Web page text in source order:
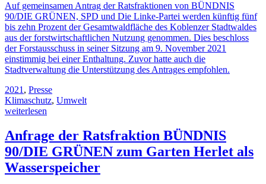
Auf gemeinsamen Antrag der Ratsfraktionen von BÜNDNIS
90/DIE GRÜNEN, SPD und Die Linke-Partei werden künftig fünf
bis zehn Prozent der Gesamtwaldfläche des Koblenzer Stadtwaldes
aus der forstwirtschaftlichen Nutzung genommen. Dies beschloss
der Forstausschuss in seiner Sitzung am 9. November 2021
einstimmig bei einer Enthaltung. Zuvor hatte auch die
Stadtverwaltung die Unterstützung des Antrages empfohlen.
2021 , Presse
Klimaschutz, Umwelt
weiterlesen
Anfrage der Ratsfraktion BÜNDNIS
90/DIE GRÜNEN zum Garten Herlet als
Wasserspeicher